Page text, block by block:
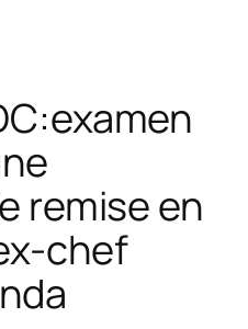
remise en
chef